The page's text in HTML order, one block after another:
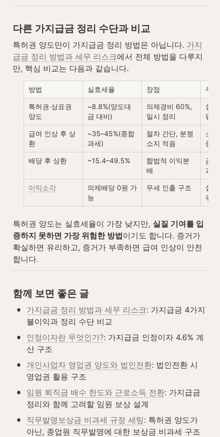
다른 가지급금 정리 수단과 비교
특허권 양도만이 가지급금 정리 방법은 아닙니다. 가지
급금 정리 방법과 세무 리스크에서 전체 방법을 다루지
만, 핵심 비교는 다음과 같습니다.
방법 실효세율 장점 주
특허권·상표권
양도
~8.8%(양도대
금 대비)
의제경비 60%,
일시 정리
실
평
급여 인상 후 상
환
~35–45%(종합
과세)
절차 간단, 분쟁
소지 적음
소
증가
배당 후 상환 ~15.4–49.5%
합법적 이익분
배
금
과
이익소각
의제배당 0원 가
능
무세 인출 구조
실
위
특허권 양도는 실효세율이 가장 낮지만, 실질 기여를 입
증하지 못하면 가장 위험한 방법이기도 합니다. 증거가
확실하면 유리하고, 증거가 부족하면 급여 인상이 안전
합니다.
함께 보면 좋은 글
• 가지급금 정리 방법과 세무 리스크: 가지급금 4가지
불이익과 정리 수단 비교
• 인정이자란 무엇인가?: 가지급금 인정이자 4.6% 계
산 구조
• 개인사업자 영업권 양도와 법인전환: 법인전환 시
영업권 활용 구조
• 임원 퇴직금 배수 한도와 근로소득 전환: 가지급금
정리와 함께 고려할 임원 보상 설계
• 직무발명보상금 비과세 규정 세팅: 특허권 양도가
아닌, 종업원 직무발명에 대한 보상금 비과세 구조